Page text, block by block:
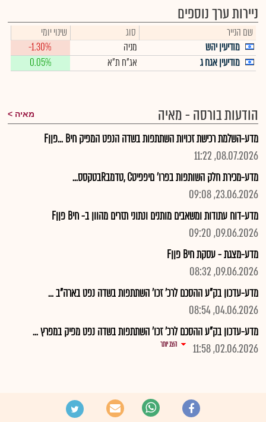
ניירות ערך נוספים
שם הנייר סוג
שינוי יומי
מודיעין יהש
מניה
-1.30%
מודיעין אגח ג
אג"ח ת"א 0.05%
הודעות בורסה - מאיה מאיה
מדע-השלמת רכישת זכויות השתתפות בשדה הנפט המפיק חיB ...פןןF
08.07.2026, 11:22
מדע-מכירת חלק השותפות בפרו' םיפפיטC ,טדמבRבטקסס...
23.06.2026, 09:08
מדע-דוח עתודות ומשאבים מותנים ונתוני תזרים מהוון ב- חיB פןןF
09.06.2026, 09:20
מדע-מצגת - עסקת חיB פןןF
09.06.2026, 08:32
מדע-עדכון בק"ע ההסכם לרכ' זכו' השתתפות בשדה נפט בארה"ב ...
04.06.2026, 08:54
מדע-עדכון בק"ע ההסכם לרכ' זכו' השתתפות בשדה נפט מפיק במפרץ ...
02.06.2026, 11:58
הצג יותר